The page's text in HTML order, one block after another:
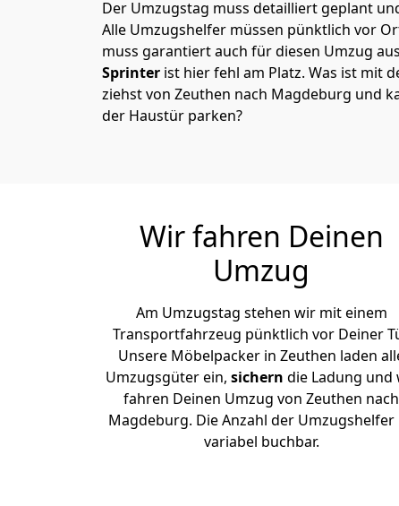
Der Umzugstag muss detailliert geplant
Alle Umzugshelfer müssen pünktlich vor
muss garantiert auch für diesen Umzug
Sprinter ist hier fehl am Platz. Was ist mit
ziehst von Zeuthen nach Magdeburg und
der Haustür parken?
Wir fahren Deinen
Umzug
Am Umzugstag stehen wir mit einem
Transportfahrzeug pünktlich vor Deiner
Unsere Möbelpacker in Zeuthen laden
Umzugsgüter ein, sichern die Ladung und
fahren Deinen Umzug von Zeuthen nach
Magdeburg. Die Anzahl der Umzugshelfer
variabel buchbar.